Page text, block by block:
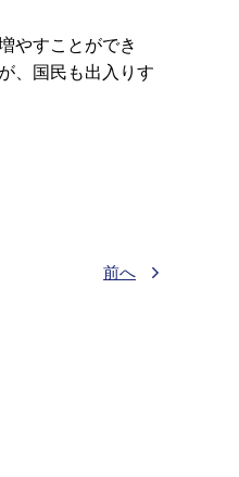
やすことができ
、国民も出入りす
前へ